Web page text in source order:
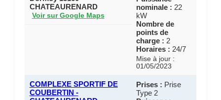
CHATEAURENARD
Voir sur Google Maps
nominale : 22
kW
Nombre de
points de
charge : 2
Horaires : 24/7
Mise à jour :
01/05/2023
COMPLEXE SPORTIF DE
COUBERTIN -
Prises : Prise
Type 2